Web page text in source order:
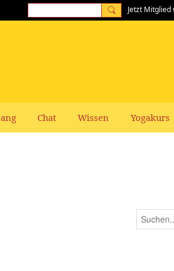
Jetzt Mitglied
Chat Wissen Yogakurs